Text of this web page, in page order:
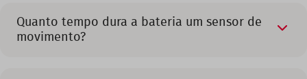
Quanto tempo dura a bateria um sensor de
movimento?